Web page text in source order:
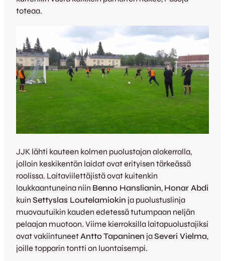
toteaa.
JJK lähti kauteen kolmen puolustajan alakerralla,
jolloin keskikentän laidat ovat erityisen tärkeässä
roolissa. Laitaviilettäjistä ovat kuitenkin
loukkaantuneina niin Benno Hanslianin, Honar Abdi
kuin Settyslas Loutelamiokin ja puolustuslinja
muovautuikin kauden edetessä tutumpaan neljän
pelaajan muotoon. Viime kierroksilla laitapuolustajiksi
ovat vakiintuneetAntto Tapaninen jaSeveri Vielma,
joille topparin tontti on luontaisempi.